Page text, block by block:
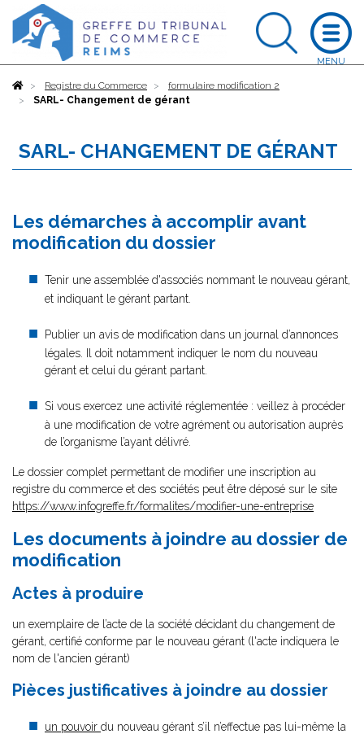
AccueilRegistre du Commerce
formulaire modification 2
SARL- Changement de gérant
SARL- CHANGEMENT DE GÉRANT
Les démarches à accomplir avant
modification du dossier
Tenir une assemblée d'associés nommant le nouveau gérant,
et indiquant le gérant partant.
Publier un avis de modification dans un journal d’annonces
légales. Il doit notamment indiquer le nom du nouveau
gérant et celui du gérant partant.
Si vous exercez une activité réglementée : veillez à procéder
à une modification de votre agrément ou autorisation auprès
de l’organisme l’ayant délivré.
Le dossier complet permettant de modifier une inscription au
registre du commerce et des sociétés peut être déposé sur le site
https://www.infogreffe.fr/formalites/modifier-une-entreprise
Les documents à joindre au dossier de
modification
Actes à produire
un exemplaire de l’acte de la société décidant du changement de
gérant, certifié conforme par le nouveau gérant (l'acte indiquera le
nom de l'ancien gérant)
Pièces justificatives à joindre au dossier
un pouvoir du nouveau gérant s’il n’effectue pas lui-même la